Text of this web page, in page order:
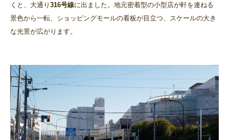
くと、大通り 316号線に出ました。地元密着型の小型店が軒を連ねる
景色から一転、ショッピングモールの看板が目立つ、スケールの大き
な光景が広がります。